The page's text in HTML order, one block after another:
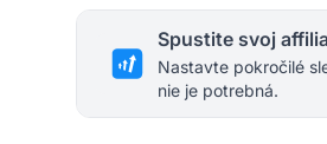
Spustite svoj
Nastavte pokročilé
nie je potrebná.